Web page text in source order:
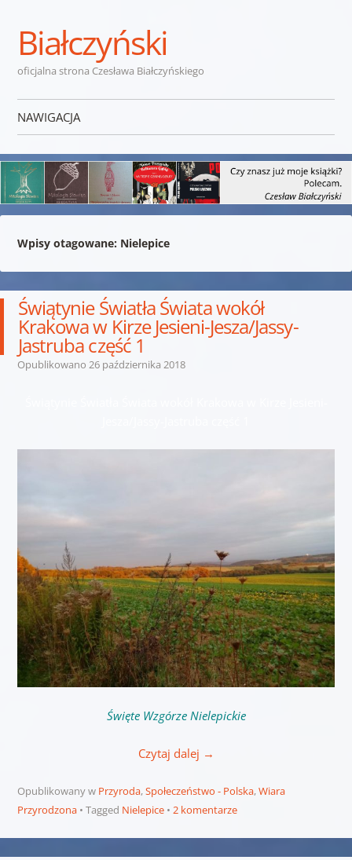
Białczyński
oficjalna strona Czesława Białczyńskiego
NAWIGACJA
Wpisy otagowane: Nielepice
Świątynie Światła Świata wokół
Krakowa w Kirze Jesieni-Jesza/Jassy-
Jastruba część 1
Opublikowano 26 października 2018
Święte Wzgórze Nielepickie
Czytaj dalej →
Opublikowany w Przyroda,Społeczeństwo - Polska,Wiara
Przyrodzona
Tagged Nielepice 2 komentarze